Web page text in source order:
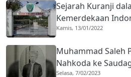
Sejarah Kuranji
Kemerdekaan
Kuranji
Kamis, 13/01/2022
Muhammad Saleh
Nahkoda ke
Selasa, 7/02/2023